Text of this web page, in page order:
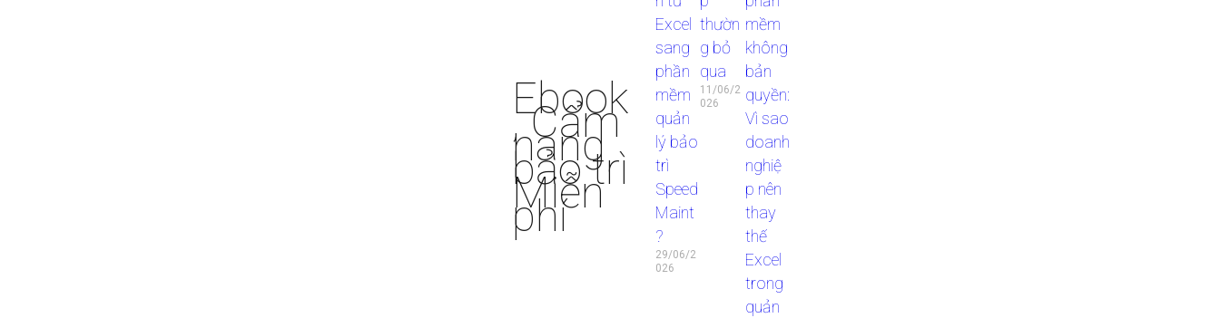
Ebook
, Cẩm
nang
bảo trì
Miễn
phí
Excel
sang
phần
mềm
quản
lý bảo
trì
Speed
Maint
?
29/06/2
026
thườn
g bỏ
qua
11/06/2
026
mềm
không
bản
quyền:
Vì sao
doanh
nghiệ
p nên
thay
thế
Excel
trong
quản